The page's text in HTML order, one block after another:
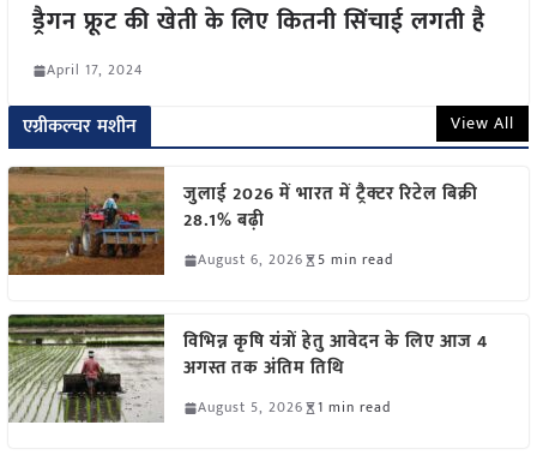
ड्रैगन फ्रूट की खेती के लिए कितनी सिंचाई लगती है
April 17, 2024
एग्रीकल्चर मशीन View All
जुलाई 2026 में भारत में ट्रैक्टर रिटेल बिक्री
28.1% बढ़ी
August 6, 2026 5 min read
विभिन्न कृषि यंत्रों हेतु आवेदन के लिए आज 4
अगस्त तक अंतिम तिथि
August 5, 2026 1 min read